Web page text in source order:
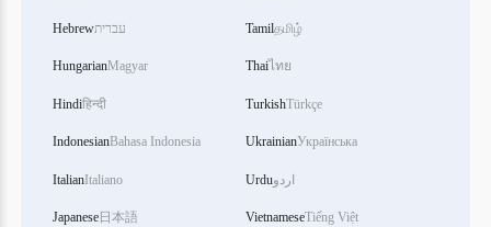
Hebrewעברית
HungarianMagyar
Hindiहिन्दी
IndonesianBahasa Indonesia
ItalianItaliano
Japanese日本語
Tamilதமிழ்
Thaiไทย
TurkishTürkçe
UkrainianУкраїнська
Urduاردو
VietnameseTiếng Việt